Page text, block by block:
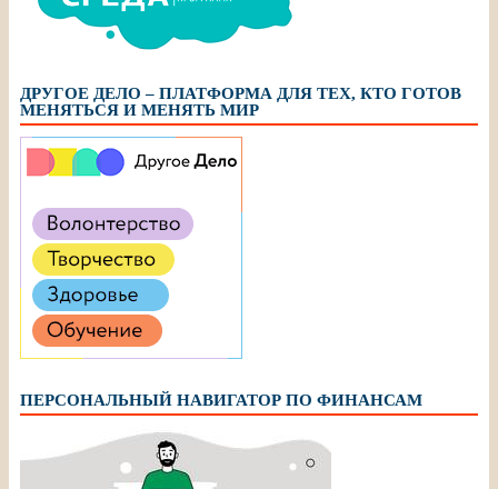
ДРУГОЕ ДЕЛО – ПЛАТФОРМА ДЛЯ ТЕХ, КТО ГОТОВ
МЕНЯТЬСЯ И МЕНЯТЬ МИР
ПЕРСОНАЛЬНЫЙ НАВИГАТОР ПО ФИНАНСАМ